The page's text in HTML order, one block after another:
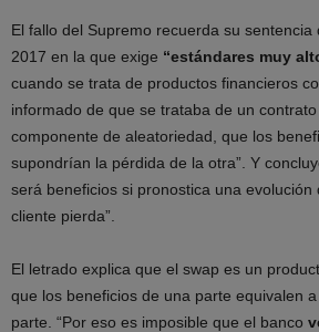
El fallo del Supremo recuerda su sentencia
2017 en la que exige “estándares muy
cuando se trata de productos financieros
informado de que se trataba de un
componente de aleatoriedad, que los
supondrían la pérdida de la otra”. Y
será beneficios si pronostica una evolución
cliente pierda”.
El letrado explica que el swap es un
que los beneficios de una parte equivalen
parte. “Por eso es imposible que el banco